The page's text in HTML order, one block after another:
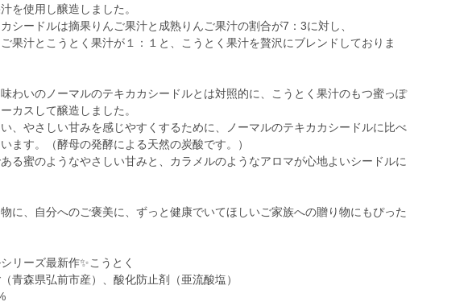
を使用し醸造しました。
シードルは摘果りんご果汁と成熟りんご果汁の割合が7：3に対し、
果汁とこうとく果汁が１：１と、こうとく果汁を贅沢にブレンドしておりま
わいのノーマルのテキカカシードルとは対照的に、こうとく果汁のもつ蜜っぽ
カスして醸造しました。
、やさしい甘みを感じやすくするために、ノーマルのテキカカシードルに比べ
ます。（酵母の発酵による天然の炭酸です。）
る蜜のようなやさしい甘みと、カラメルのようなアロマが心地よいシードルに
に、自分へのご褒美に、ずっと健康でいてほしいご家族への贈り物にもぴった
リーズ最新作✨こうとく
青森県弘前市産）、酸化防止剤（亜流酸塩）